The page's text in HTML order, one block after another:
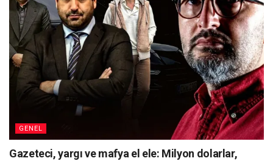
GENEL
Gazeteci, yargı ve mafya el ele: Milyon dolarlar,